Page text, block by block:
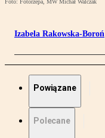
Foto: Fotorzepa, MW Michał Walczak
Izabela Rakowska-Boroń
Powiązane
Polecane